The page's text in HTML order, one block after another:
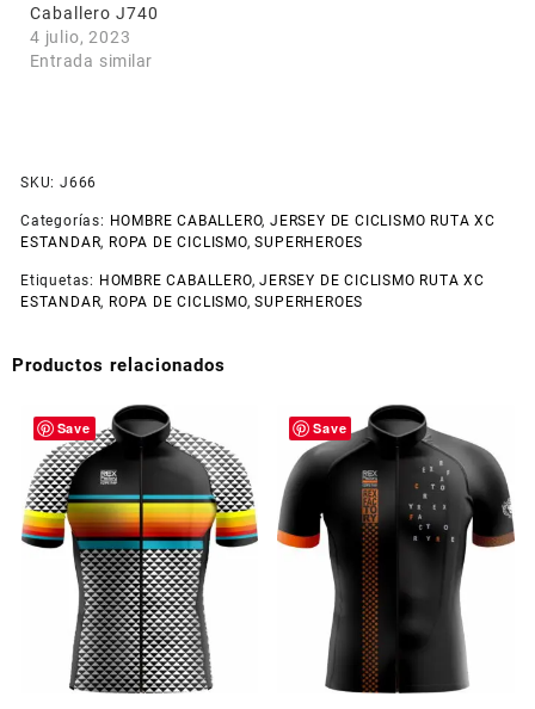
Caballero J740
4 julio, 2023
Entrada similar
SKU: J666
Categorías: HOMBRE CABALLERO,JERSEY DE CICLISMO RUTA XC
ESTANDAR, ROPA DE CICLISMO,SUPERHEROES
Etiquetas: HOMBRE CABALLERO,JERSEY DE CICLISMO RUTA XC
ESTANDAR, ROPA DE CICLISMO,SUPERHEROES
Productos relacionados
Save Save